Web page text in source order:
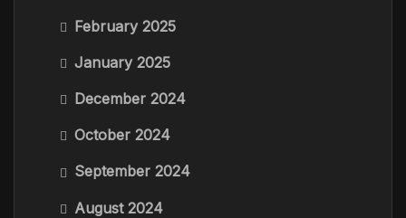
February 2025
January 2025
December 2024
October 2024
September 2024
August 2024